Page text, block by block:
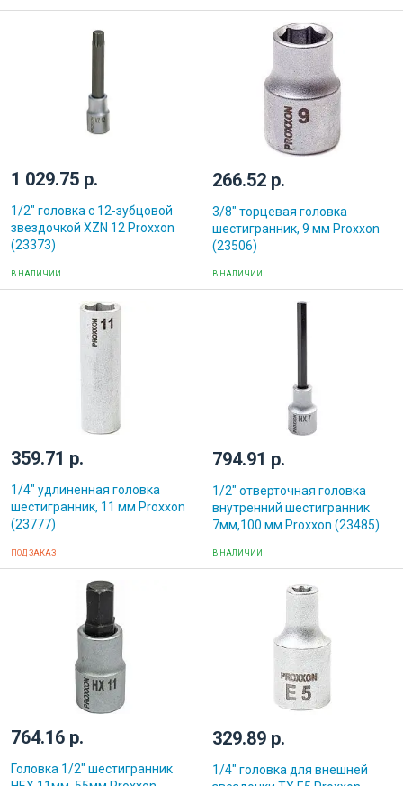
1 029.75 р.
1/2" головка с 12-зубцовой
звездочкой XZN 12 Proxxon
(23373)
В НАЛИЧИИ
266.52 р.
3/8" торцевая головка
шестигранник, 9 мм Proxxon
(23506)
В НАЛИЧИИ
359.71 р.
1/4" удлиненная головка
шестигранник, 11 мм Proxxon
(23777)
ПОД ЗАКАЗ
794.91 р.
1/2" отверточная головка
внутренний шестигранник
7мм,100 мм Proxxon (23485)
В НАЛИЧИИ
764.16 р.
Головка 1/2" шестигранник
329.89 р.
1/4" головка для внешней